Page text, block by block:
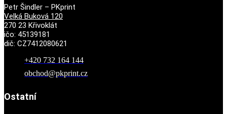
Petr Šindler – PKprint
Velká Buková 120
270 23 Křivoklát
ičo: 45139181
dič: CZ7412080621
+420 732 164 144
obchod@pkprint.cz
Ostatní